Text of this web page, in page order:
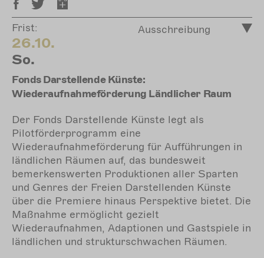
Frist:
26.10.
So.
Ausschreibung
Fonds Darstellende Künste:
Wiederaufnahmeförderung Ländlicher Raum
Der Fonds Darstellende Künste legt als
Pilotförderprogramm eine
Wiederaufnahmeförderung für Aufführungen in
ländlichen Räumen auf, das bundesweit
bemerkenswerten Produktionen aller Sparten
und Genres der Freien Darstellenden Künste
über die Premiere hinaus Perspektive bietet. Die
Maßnahme ermöglicht gezielt
Wiederaufnahmen, Adaptionen und Gastspiele in
ländlichen und strukturschwachen Räumen.